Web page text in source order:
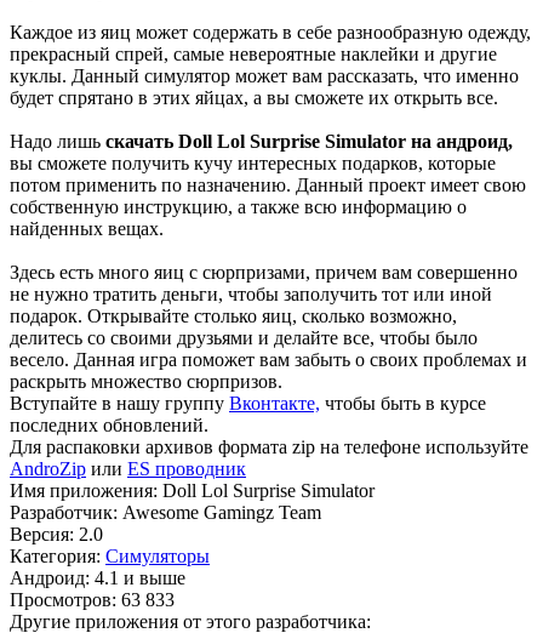
Каждое из яиц может содержать в себе разнообразную одежду,
прекрасный спрей, самые невероятные наклейки и другие
куклы. Данный симулятор может вам рассказать, что именно
будет спрятано в этих яйцах, а вы сможете их открыть все.
Надо лишь скачать Doll Lol Surprise Simulator на андроид,
вы сможете получить кучу интересных подарков, которые
потом применить по назначению. Данный проект имеет свою
собственную инструкцию, а также всю информацию о
найденных вещах.
Здесь есть много яиц с сюрпризами, причем вам совершенно
не нужно тратить деньги, чтобы заполучить тот или иной
подарок. Открывайте столько яиц, сколько возможно,
делитесь со своими друзьями и делайте все, чтобы было
весело. Данная игра поможет вам забыть о своих проблемах и
раскрыть множество сюрпризов.
Вступайте в нашу группу Вконтакте, чтобы быть в курсе
последних обновлений.
Для распаковки архивов формата zip на телефоне используйте
AndroZip или ES проводник
Имя приложения: Doll Lol Surprise Simulator
Разработчик: Awesome Gamingz Team
Версия: 2.0
Категория: Симуляторы
Андроид: 4.1 и выше
Просмотров: 63 833
Другие приложения от этого разработчика: